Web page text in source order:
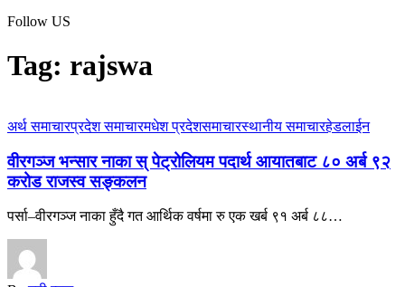
Follow US
Tag: rajswa
अर्थ समाचारप्रदेश समाचारमधेश प्रदेशसमाचारस्थानीय समाचारहेडलाईन
वीरगञ्ज भन्सार नाका स् पेट्रोलियम पदार्थ आयातबाट ८० अर्ब ९२
करोड राजस्व सङ्कलन
पर्सा–वीरगञ्ज नाका हुँदै गत आर्थिक वर्षमा रु एक खर्ब ९१ अर्ब ८८…